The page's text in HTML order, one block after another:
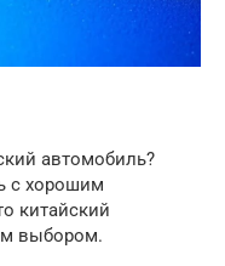
автомобиль?
с хорошим
китайский
выбором.